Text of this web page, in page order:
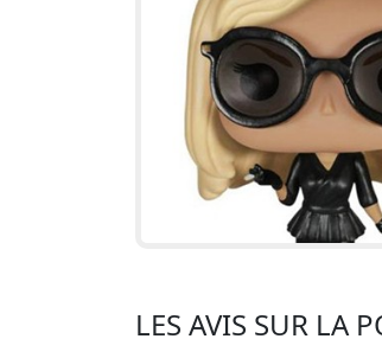
LES AVIS SUR LA